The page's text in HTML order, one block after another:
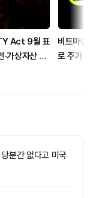
Act 9월 표
가상자산 규
비트마
로 주가
분간 없다고 미국